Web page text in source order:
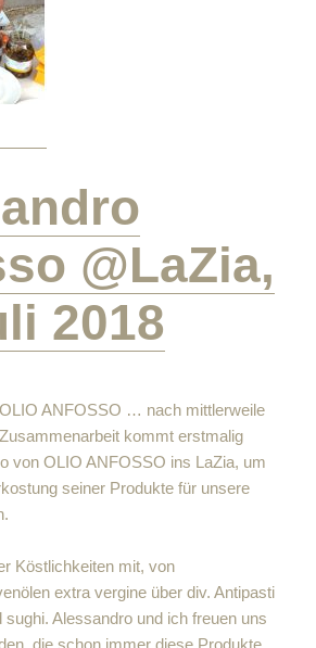
@LaZia,
2018
ANFOSSO … nach mittlerweile
kommt erstmalig
von OLIO ANFOSSO ins LaZia, um
seiner Produkte für unsere
Köstlichkeiten mit, von
extra vergine über div. Antipasti
sughi. Alessandro und ich freuen uns